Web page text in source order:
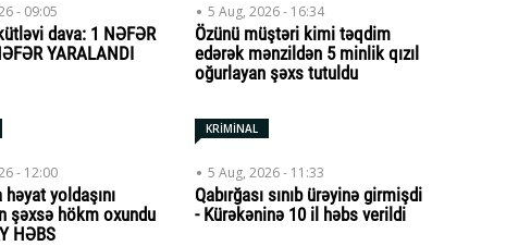
- 09:05
dava: 1 NƏFƏR
YARALANDI
5 Aug, 2026 - 16:34
Özünü müştəri kimi təqdim
edərək mənzildən 5 minlik qızıl
oğurlayan şəxs tutuldu
- 12:00
yoldaşını
şəxsə hökm oxundu
HƏBS
KRİMİNAL
5 Aug, 2026 - 11:33
Qabırğası sınıb ürəyinə girmişdi
- Kürəkəninə 10 il həbs verildi